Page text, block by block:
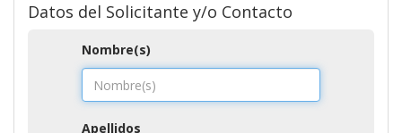
Datos del Solicitante y/o Contacto
Nombre(s)
Apellidos